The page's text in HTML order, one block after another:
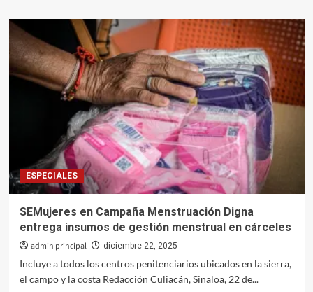
Llegan
elementos
militares
a
reforzar
seguridad
Sinaloa
ESPECIALES
SEMujeres en Campaña Menstruación Digna
entrega insumos de gestión menstrual en cárceles
admin principal diciembre 22, 2025
Incluye a todos los centros penitenciarios ubicados en la sierra,
el campo y la costa Redacción Culiacán, Sinaloa, 22 de...